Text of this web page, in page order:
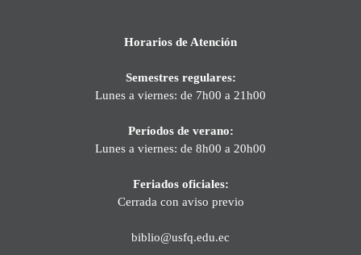
Horarios de Atención
Semestres regulares:
Lunes a viernes: de 7h00 a 21h00
Períodos de verano:
Lunes a viernes: de 8h00 a 20h00
Feriados oficiales:
Cerrada con aviso previo
biblio@usfq.edu.ec